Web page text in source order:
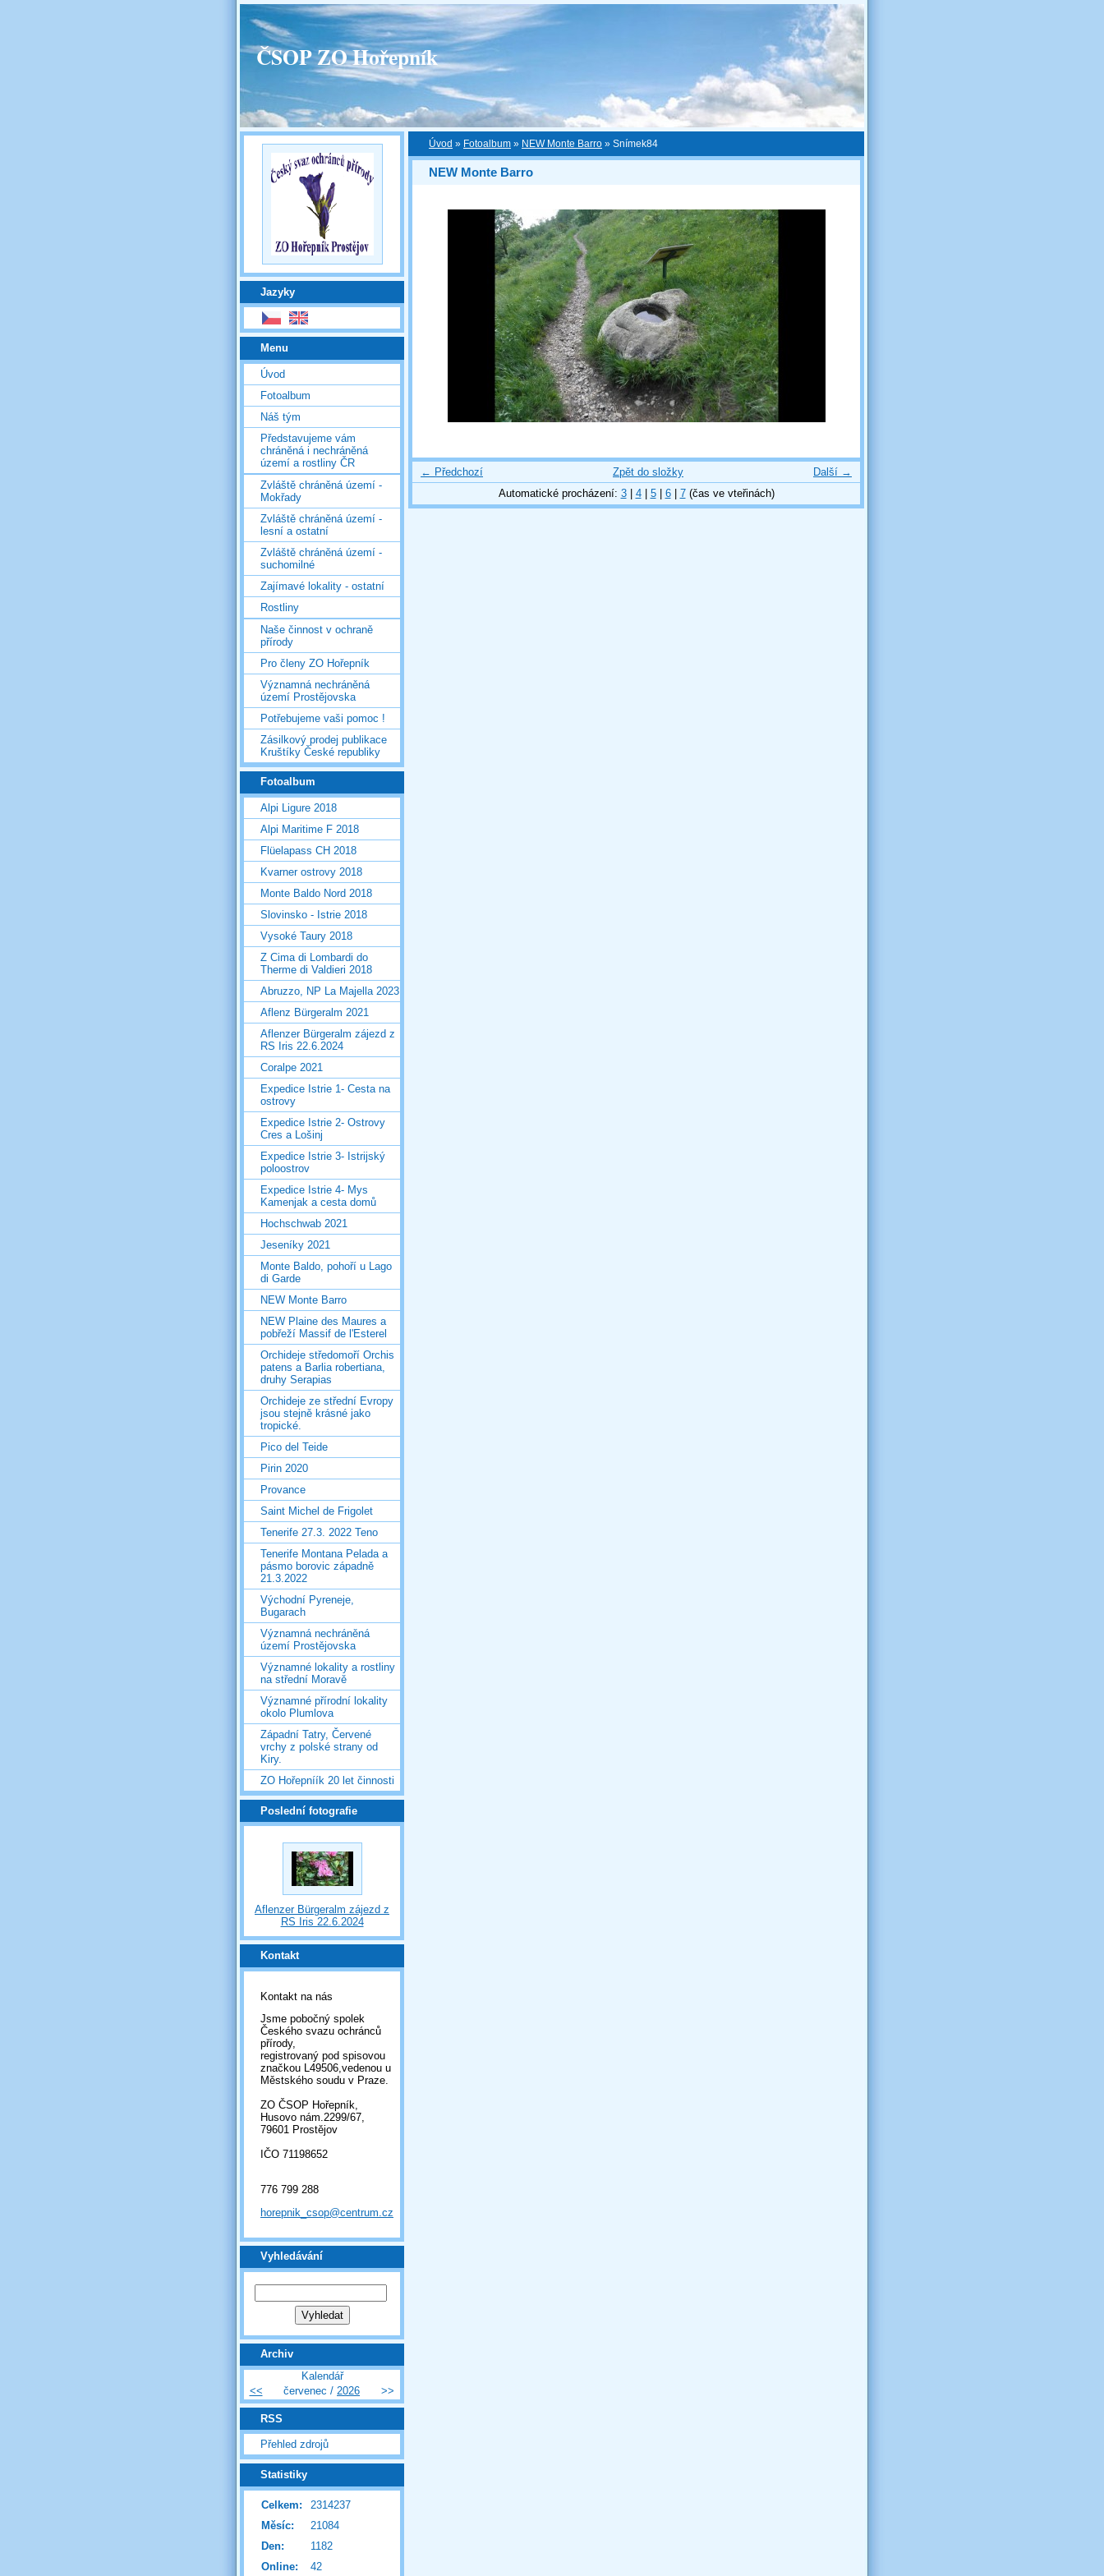
ČSOP ZO Hořepník
Úvod » Fotoalbum » NEW Monte Barro » Snímek84
NEW Monte Barro
← Předchozí Další →
Zpět do složky
Automatické procházení: 3| 4| 5| 6| 7(čas ve vteřinách)
Jazyky
Menu
Úvod
Fotoalbum
Náš tým
Představujeme vám
chráněná i nechráněná
území a rostliny ČR
Zvláště chráněná území -
Mokřady
Zvláště chráněná území -
lesní a ostatní
Zvláště chráněná území -
suchomilné
Zajímavé lokality - ostatní
Rostliny
Naše činnost v ochraně
přírody
Pro členy ZO Hořepník
Významná nechráněná
území Prostějovska
Potřebujeme vaši pomoc !
Zásilkový prodej publikace
Kruštíky České republiky
Fotoalbum
Alpi Ligure 2018
Alpi Maritime F 2018
Flüelapass CH 2018
Kvarner ostrovy 2018
Monte Baldo Nord 2018
Slovinsko - Istrie 2018
Vysoké Taury 2018
Z Cima di Lombardi do
Therme di Valdieri 2018
Abruzzo, NP La Majella 2023
Aflenz Bürgeralm 2021
Aflenzer Bürgeralm zájezd z
RS Iris 22.6.2024
Coralpe 2021
Expedice Istrie 1- Cesta na
ostrovy
Expedice Istrie 2- Ostrovy
Cres a Lošinj
Expedice Istrie 3- Istrijský
poloostrov
Expedice Istrie 4- Mys
Kamenjak a cesta domů
Hochschwab 2021
Jeseníky 2021
Monte Baldo, pohoří u Lago
di Garde
NEW Monte Barro
NEW Plaine des Maures a
pobřeží Massif de l'Esterel
Orchideje středomoří Orchis
patens a Barlia robertiana,
druhy Serapias
Orchideje ze střední Evropy
jsou stejně krásné jako
tropické.
Pico del Teide
Pirin 2020
Provance
Saint Michel de Frigolet
Tenerife 27.3. 2022 Teno
Tenerife Montana Pelada a
pásmo borovic západně
21.3.2022
Východní Pyreneje,
Bugarach
Významná nechráněná
území Prostějovska
Významné lokality a rostliny
na střední Moravě
Významné přírodní lokality
okolo Plumlova
Západní Tatry, Červené
vrchy z polské strany od
Kiry.
ZO Hořepníík 20 let činnosti
Poslední fotografie
Aflenzer Bürgeralm zájezd z
RS Iris 22.6.2024
Kontakt
Kontakt na nás
Jsme pobočný spolek
Českého svazu ochránců
přírody,
registrovaný pod spisovou
značkou L49506,vedenou u
Městského soudu v Praze.
ZO ČSOP Hořepník,
Husovo nám.2299/67,
79601 Prostějov
IČO 71198652
776 799 288
horepnik_csop@centrum.cz
Vyhledávání
Archiv
Kalendář
<<
červenec / 2026 >>
RSS
Přehled zdrojů
Statistiky
Online: 42
Celkem:
2314237
Měsíc:
21084
Den:
1182